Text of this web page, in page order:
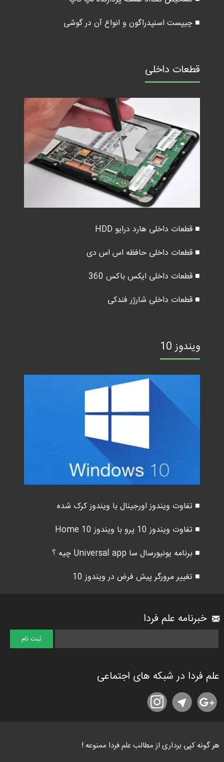
■ چیپست اسنپدراگون و انواع آن در گوشی
قطعات داخلی
■ قطعات داخلی هارد درایو HDD
■ قطعات داخلی حافظه اس اس دی
■ قطعات داخلی ایکس باکس 360
■ قطعات داخلی شارژر فندکی
ویندوز 10
■ تفاوت ویندوز اورجینال با ویندوز کرک شده
■ تفاوت ویندوز 10 پرو با ویندوز 10 Home
■ برنامه یونیورسال سا Universal app چیه ؟
■ تغییر مرورگر پیش فرض در ویندوز 10
خبرنامه علم فردا
علم فردا در شبکه های اجتماعی
هر گونه کپی برداری از مطالب علم فردا ممنوعه !